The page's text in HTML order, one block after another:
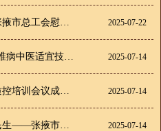
2025-07-22
2025-07-14
2025-07-14
2025-07-14